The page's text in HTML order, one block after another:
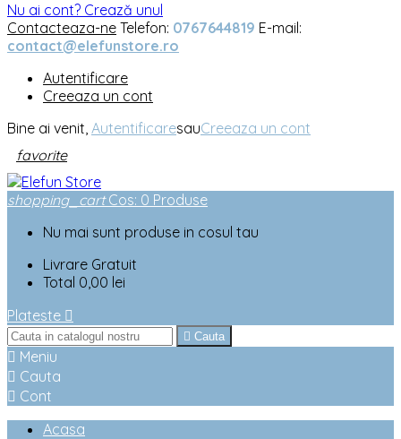
Nu ai cont? Crează unul
Contacteaza-ne Telefon: 0767644819 E-mail:
contact@elefunstore.ro
Autentificare
Creeaza un cont
Bine ai venit, AutentificaresauCreeaza un cont
favorite
shopping_cart Cos: 0 Produse
Nu mai sunt produse in cosul tau
Livrare Gratuit
Total 0,00 lei
Plateste 
 Cauta
 Meniu
 Cauta
 Cont
Acasa